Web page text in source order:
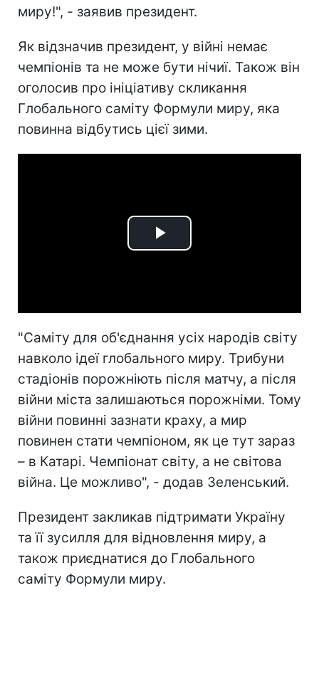
миру!", - заявив президент.
Як відзначив президент, у війні немає
чемпіонів та не може бути нічиї. Також він
оголосив про ініціативу скликання
Глобального саміту Формули миру, яка
повинна відбутись цієї зими.
Play
"Саміту для об'єднання усіх народів світу
навколо ідеї глобального миру. Трибуни
стадіонів порожніють після матчу, а після
війни міста залишаються порожніми. Тому
війни повинні зазнати краху, а мир
повинен стати чемпіоном, як це тут зараз
– в Катарі. Чемпіонат світу, а не світова
війна. Це можливо", - додав Зеленський.
Президент закликав підтримати Україну
та її зусилля для відновлення миру, а
також приєднатися до Глобального
саміту Формули миру.